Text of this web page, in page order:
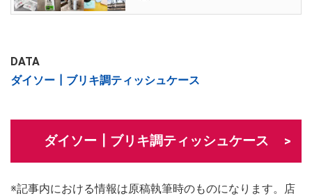
DATA
ダイソー┃ブリキ調ティッシュケース
ダイソー┃ブリキ調ティッシュケース
※記事内における情報は原稿執筆時のものになります。店